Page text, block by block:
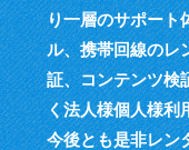
り一層のサポート
ル、携帯回線のレ
証、コンテンツ検
く法人様個人様利
今後とも是非レン